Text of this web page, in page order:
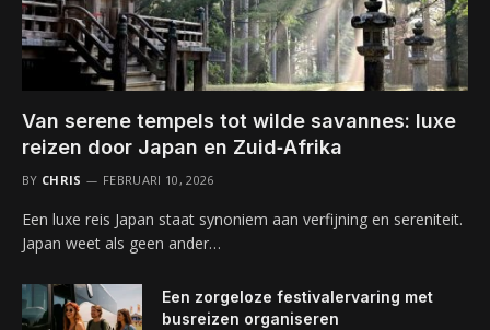
Van serene tempels tot wilde savannes: luxe
reizen door Japan en Zuid‑Afrika
BY CHRIS FEBRUARI 10, 2026
Een luxe reis Japan staat synoniem aan verfijning en sereniteit.
Japan weet als geen ander…
Een zorgeloze festivalervaring met
busreizen organiseren